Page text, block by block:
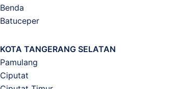
Benda
Batuceper
KOTA TANGERANG SELATAN
Pamulang
Ciputat